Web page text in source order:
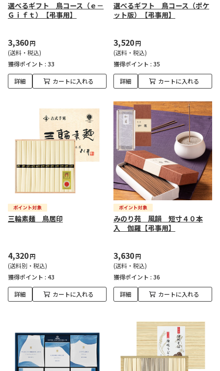
選べるギフト 鳥コース（ｅ－
Ｇｉｆｔ）【弔事用】
3,360円
(送料・税込)
獲得ポイント : 33
詳細 カートに入れる
選べるギフト 鳥コース（ポケ
ット版）【弔事用】
3,520円
(送料・税込)
獲得ポイント : 35
詳細 カートに入れる
三輪素麺 鳥居印
4,320円
(送料別・税込)
獲得ポイント : 43
詳細 カートに入れる
みのり苑 風韻 短寸４０本
入 伽羅【弔事用】
3,630円
(送料・税込)
獲得ポイント : 36
詳細 カートに入れる